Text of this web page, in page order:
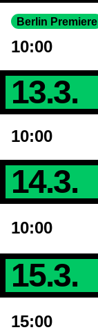
Berlin Premiere
10:00
13.3.
10:00
14.3.
10:00
15.3.
15:00